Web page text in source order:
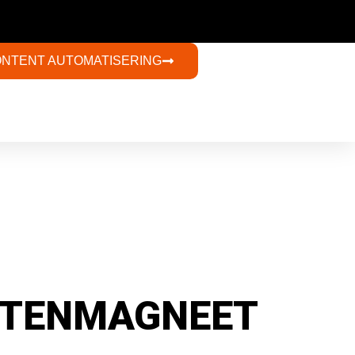
AUTOMATISERING​